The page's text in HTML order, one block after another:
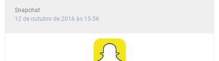
Snapchat
12 de outubro de 2016 às 15:56